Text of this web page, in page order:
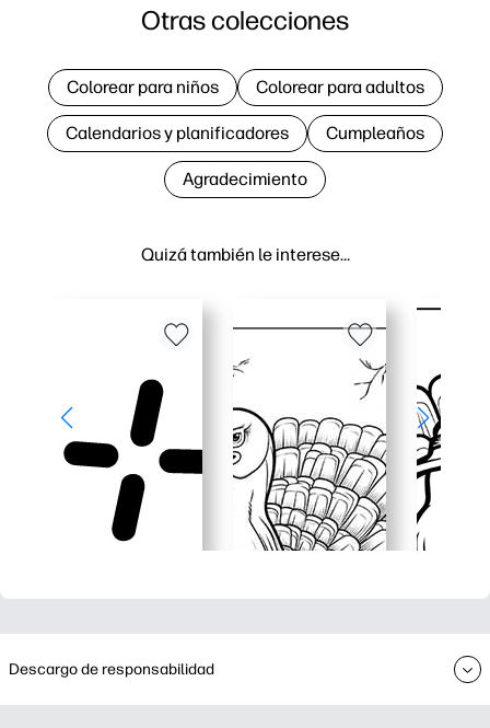
Quizá también le interese…
Otras colecciones
Colorear para niños Colorear para adultos
Calendarios y planificadores Cumpleaños
Agradecimiento
Descargo de responsabilidad